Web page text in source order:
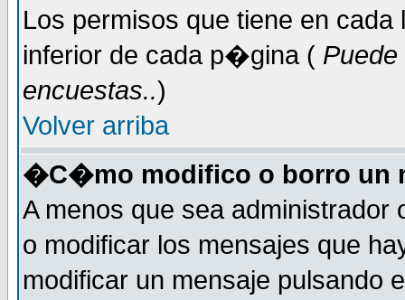
Los permisos que tiene en
inferior de cada p�gina (
encuestas..)
Volver arriba
�C�mo modifico o borro un
A menos que sea administrador
o modificar los mensajes que
modificar un mensaje pulsando